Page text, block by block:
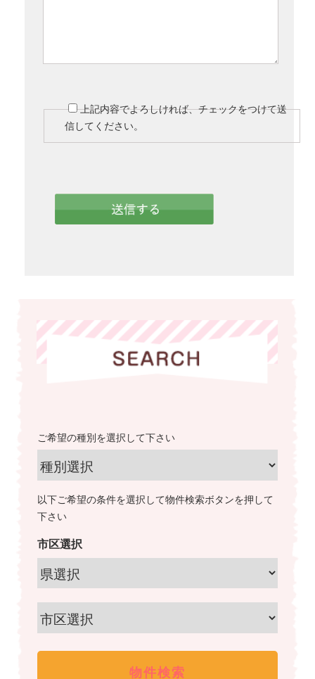
上記内容でよろしければ、チェックをつけて送
信してください。
ご希望の種別を選択して下さい
以下ご希望の条件を選択して物件検索ボタンを押して
下さい
市区選択